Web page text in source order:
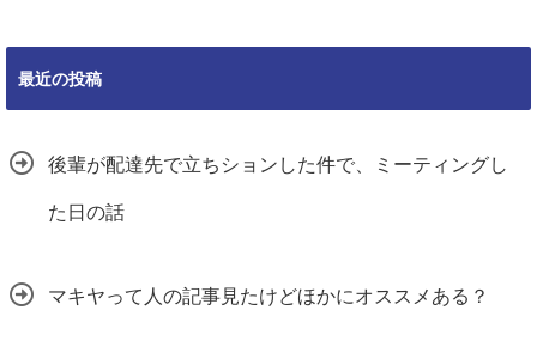
最近の投稿
後輩が配達先で立ちションした件で、ミーティングし
た日の話
マキヤって人の記事見たけどほかにオススメある？